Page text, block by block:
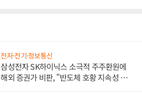
전자·전기·정보통신
삼성전자 SK하이닉스 소극적 주주환원에
해외 증권가 비판, "반도체 호황 지속성 의